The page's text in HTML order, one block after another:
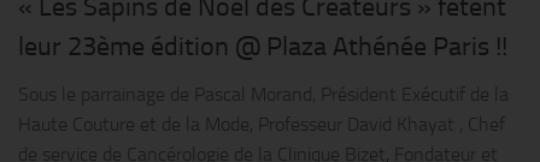
« Les Sapins de Noël des Créateurs » fêtent
leur 23ème édition @ Plaza Athénée Paris !!
Sous le parrainage de Pascal Morand, Président Exécutif de la
Haute Couture et de la Mode, Professeur David Khayat , Chef
de service de Cancérologie de la Clinique Bizet, Fondateur et